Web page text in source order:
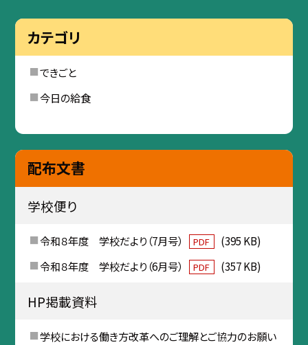
カテゴリ
できごと
今日の給食
配布文書
学校便り
令和８年度 学校だより（7月号） PDF
(395 KB)
令和８年度 学校だより（6月号）
PDF (357 KB)
HP掲載資料
学校における働き方改革へのご理解とご協力のお願い